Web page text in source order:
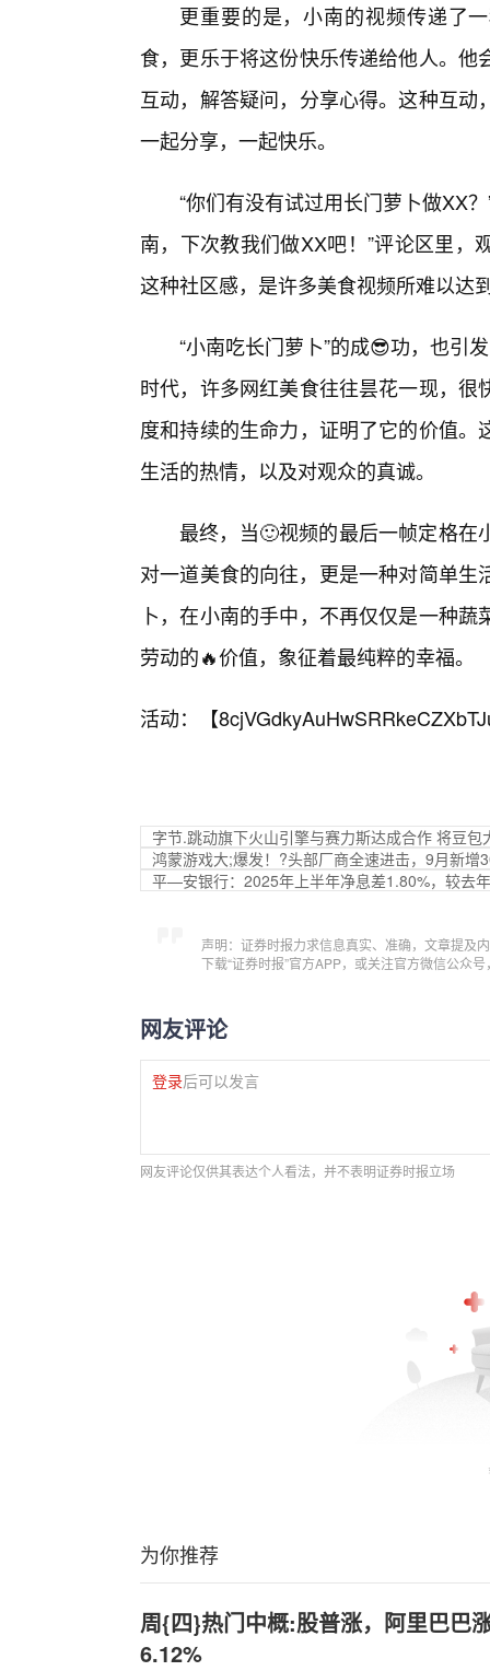
更重要的是，小南的视频传递了
食，更乐于将这份快乐传递给他人。
互动，解答疑问，分享心得。这种互
一起分享，一起快乐。
“你们有没有试过用长门萝卜做XX
南，下次教我们做XX吧！”评论区里
这种社区感，是许多美食视频所难以达
“小南吃长门萝卜”的成😎功，也引
时代，许多网红美食往往昙花一现，
度和持续的生命力，证明了它的价值
生活的热情，以及对观众的真诚。
最终，当🙂视频的最后一帧定格在
对一道美食的向往，更是一种对简单
卜，在小南的手中，不再仅仅是一种
劳动的🔥价值，象征着最纯粹的幸福。
活动：【
字节.跳动旗下火山引擎与赛力斯达成合作 将豆包
鸿蒙游戏大;爆发！?头部厂商全速进击，9月新增
平—安银行：2025年上半年净息差1.80%，较去
声明：证券时报力求信息真实、准确，文章提及
下载“证券时报”官方APP，或关注官方微信公众
网友评论
登录后可以发言
网友评论仅供其表达个人看法，并不表明证券时报立场
为你推荐
周{四}热门中概:股普涨，阿里巴巴
6.12%